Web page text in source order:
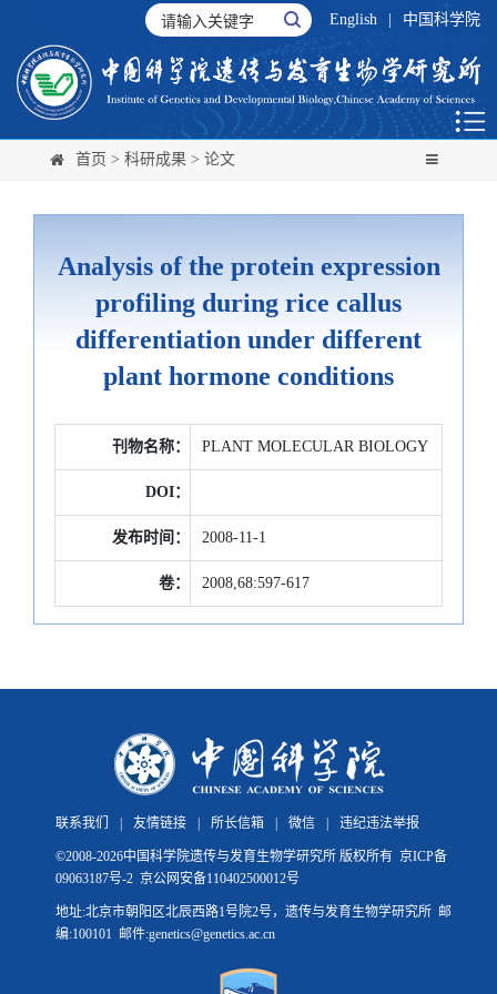
English 中国科学院
首页 > 科研成果 > 论文
Analysis of the protein expression
profiling during rice callus
differentiation under different
plant hormone conditions
刊物名称： PLANT MOLECULAR BIOLOGY
DOI：
发布时间： 2008-11-1
卷： 2008,68:597-617
联系我们 友情链接 所长信箱 微信 违纪违法举报
©2008-2026中国科学院遗传与发育生物学研究所 版权所有 京ICP备
09063187号-2 京公网安备110402500012号
地址:北京市朝阳区北辰西路1号院2号，遗传与发育生物学研究所 邮
编:100101 邮件:genetics@genetics.ac.cn